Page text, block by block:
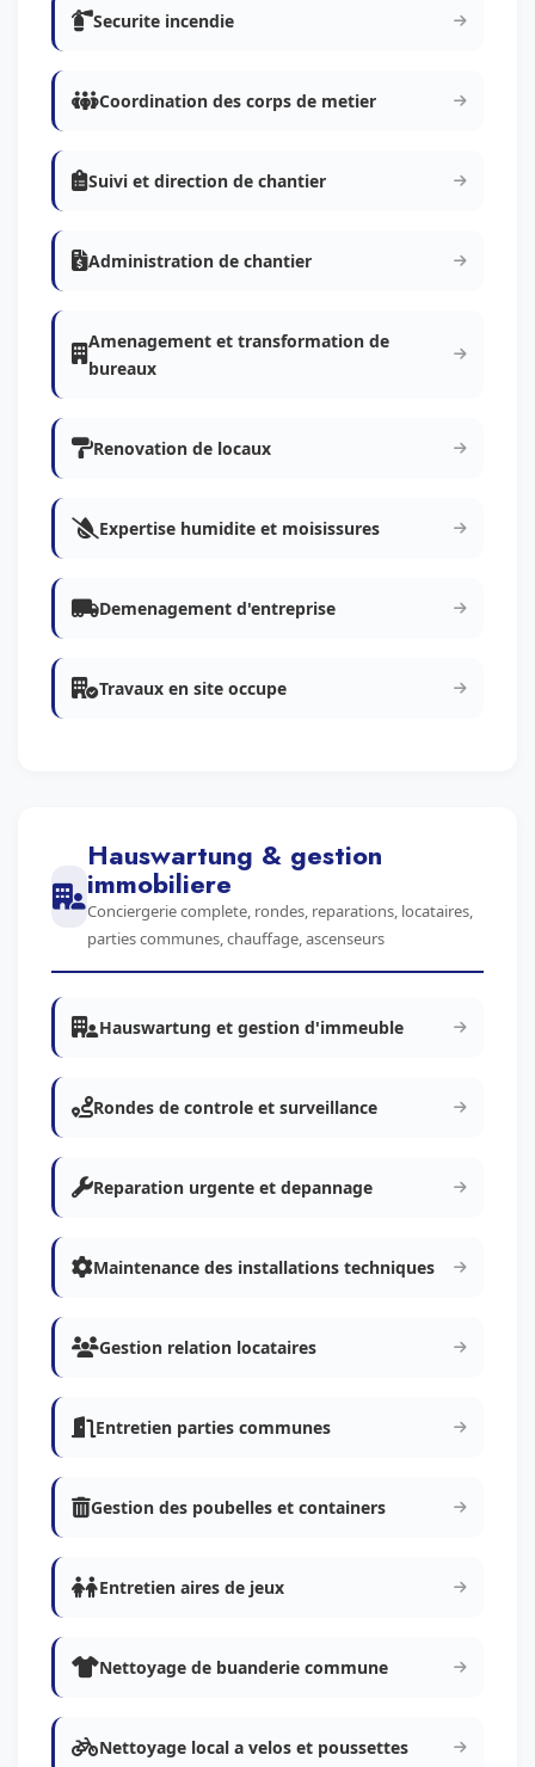
Securite incendie
Coordination des corps de metier
Suivi et direction de chantier
Administration de chantier
Amenagement et transformation de
bureaux
Renovation de locaux
Expertise humidite et moisissures
Demenagement d'entreprise
Travaux en site occupe
Hauswartung & gestion
immobiliere
Conciergerie complete, rondes, reparations, locataires,
parties communes, chauffage, ascenseurs
Hauswartung et gestion d'immeuble
Rondes de controle et surveillance
Reparation urgente et depannage
Maintenance des installations techniques
Gestion relation locataires
Entretien parties communes
Gestion des poubelles et containers
Entretien aires de jeux
Nettoyage de buanderie commune
Nettoyage local a velos et poussettes